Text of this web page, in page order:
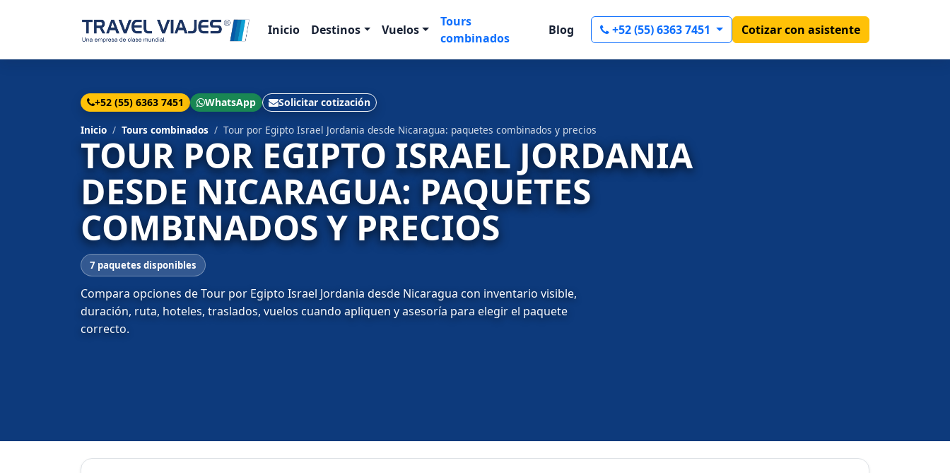
Inicio Destinos Vuelos
Tours
combinados
Blog +52 (55) 6363 7451 Cotizar con asistente
+52 (55) 6363 7451 WhatsApp Solicitar cotización
Inicio Tours combinados Tour por Egipto Israel Jordania desde Nicaragua: paquetes combinados y precios
TOUR POR EGIPTO ISRAEL JORDANIA
DESDE NICARAGUA: PAQUETES
COMBINADOS Y PRECIOS
7 paquetes disponibles
Compara opciones de Tour por Egipto Israel Jordania desde Nicaragua con inventario visible,
duración, ruta, hoteles, traslados, vuelos cuando apliquen y asesoría para elegir el paquete
correcto.